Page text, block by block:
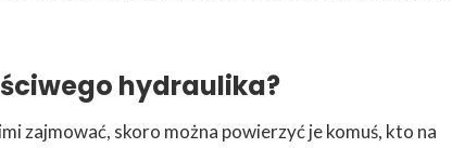
hydraulika?
zajmować, skoro można powierzyć je komuś, kto na